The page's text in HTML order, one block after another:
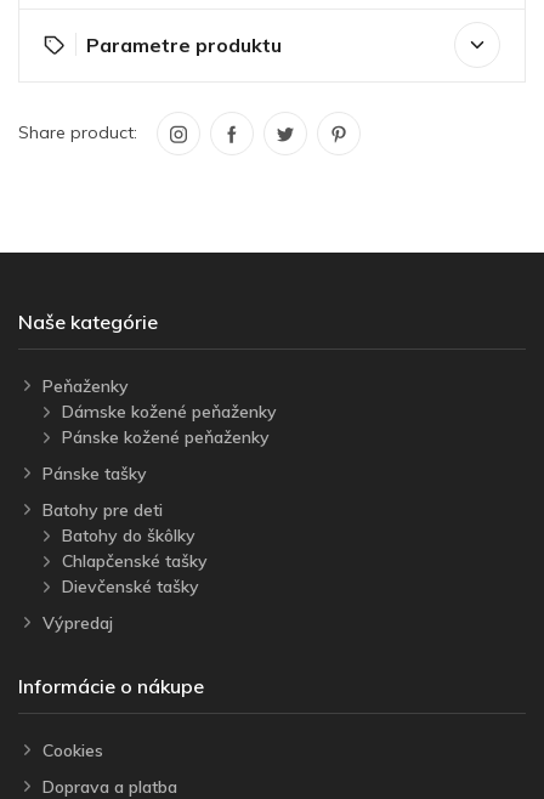
Parametre produktu
Share product:
Naše kategórie
Peňaženky
Dámske kožené peňaženky
Pánske kožené peňaženky
Pánske tašky
Batohy pre deti
Batohy do škôlky
Chlapčenské tašky
Dievčenské tašky
Výpredaj
Informácie o nákupe
Cookies
Doprava a platba